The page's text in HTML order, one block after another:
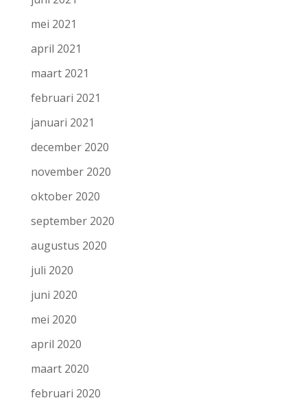
mei 2021
april 2021
maart 2021
februari 2021
januari 2021
december 2020
november 2020
oktober 2020
september 2020
augustus 2020
juli 2020
juni 2020
mei 2020
april 2020
maart 2020
februari 2020